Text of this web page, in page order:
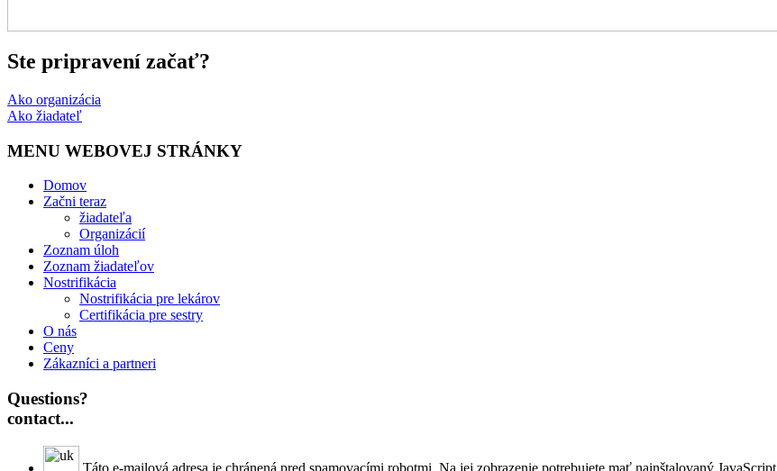
Ste pripravení začať?
Ako organizácia
Ako žiadateľ
MENU WEBOVEJ STRÁNKY
Domov
Začni teraz
žiadateľa
Organizácií
Zoznam úloh
Zoznam žiadateľov
Nostrifikácia
Nostrifikácia pre lekárov
Certifikácia pre sestry
O nás
Ceny
Zákazníci a partneri
Questions?
contact...
Táto e-mailová adresa je chránená pred spamovacími robotmi. Na jej zobrazenie potrebujete mať nainštalovaný JavaScript.